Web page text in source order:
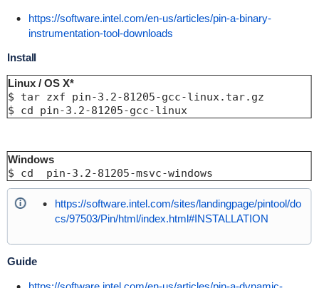
https://software.intel.com/en-us/articles/pin-a-binary-
instrumentation-tool-downloads
Install
Linux / OS X*
$ tar zxf pin-3.2-81205-gcc-linux.tar.gz
$ cd pin-3.2-81205-gcc-linux
Windows
$ cd  pin-3.2-81205-msvc-windows
https://software.intel.com/sites/landingpage/pintool/do
cs/97503/Pin/html/index.html#INSTALLATION
Guide